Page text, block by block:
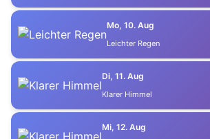
Mo, 10. Aug
Leichter Regen
Di, 11. Aug
Klarer Himmel
Mi, 12. Aug